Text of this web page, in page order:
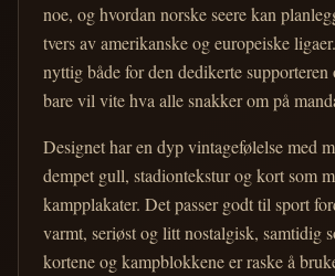
noe, og hvordan norske seere kan
tvers av amerikanske og europeiske
nyttig både for den dedikerte supporteren
bare vil vite hva alle snakker om på
Designet har en dyp vintagefølelse med
dempet gull, stadiontekstur og kort som
kampplakater. Det passer godt til sport
varmt, seriøst og litt nostalgisk, samtidig
kortene og kampblokkene er raske å